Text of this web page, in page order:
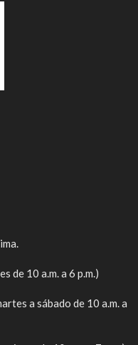
de 10 a.m. a 6 p.m.)
a sábado de 10 a.m. a